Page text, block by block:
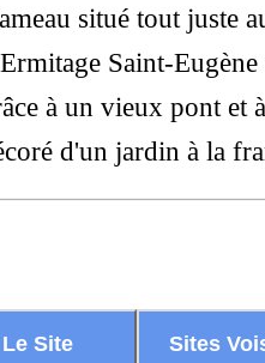
situé tout juste
Saint-Eugène
à un vieux pont et
d'un jardin à la
Le Site Sites